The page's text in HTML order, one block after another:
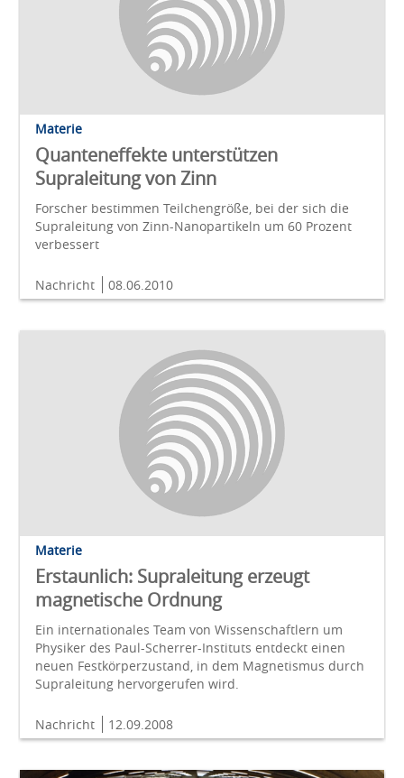
Materie
Quanteneffekte unterstützen
Supraleitung von Zinn
Forscher bestimmen Teilchengröße, bei der sich die
Supraleitung von Zinn-Nanopartikeln um 60 Prozent
verbessert
Nachricht 08.06.2010
Materie
Erstaunlich: Supraleitung erzeugt
magnetische Ordnung
Ein internationales Team von Wissenschaftlern um
Physiker des Paul-Scherrer-Instituts entdeckt einen
neuen Festkörperzustand, in dem Magnetismus durch
Supraleitung hervorgerufen wird.
Nachricht 12.09.2008